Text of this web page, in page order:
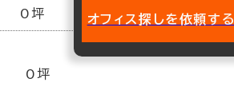
0坪
0坪
オフィス探しを依頼する